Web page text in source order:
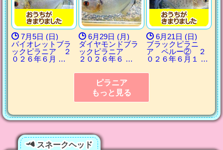
7月5日 (日)
バイオレットブラ
ックピラニア ２
０２６年６月 …
6月29日 (月)
ダイヤモンドブラ
ックピラニア
２０２６年６ …
6月21日 (日)
ブラックピラニ
ア ペルー② ２
０２６年６月１ …
ピラニア
もっと見る
スネークヘッド